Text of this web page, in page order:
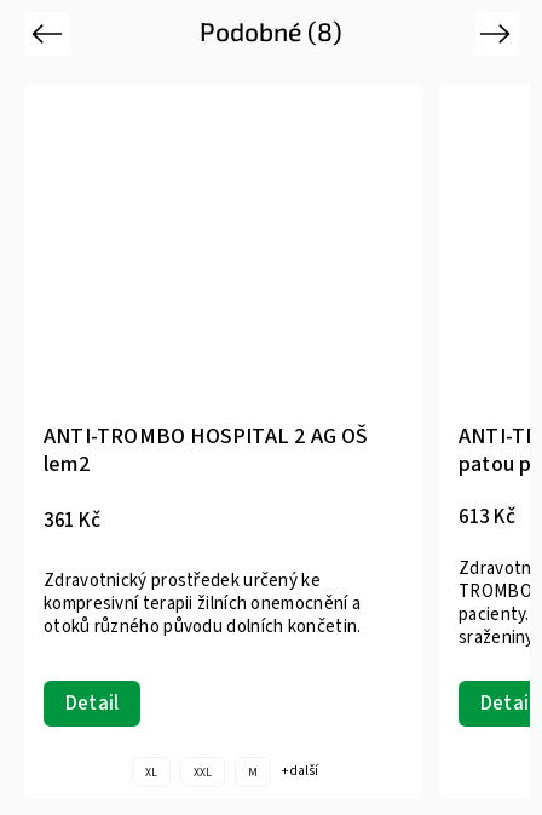
Podobné (8)
Previous
ANTI-TROMBO HOSPITAL 2 AG OŠ
lem2
361 Kč
Detail
Zdravotnický prostředek určený ke
kompresivní terapii žilních onemocnění a
otoků různého původu dolních končetin.
XL XXL M + další
ANTI-
patou
613 Kč
Detail
Zdravotní
TROMBO
pacienty.
sraženiny
Next